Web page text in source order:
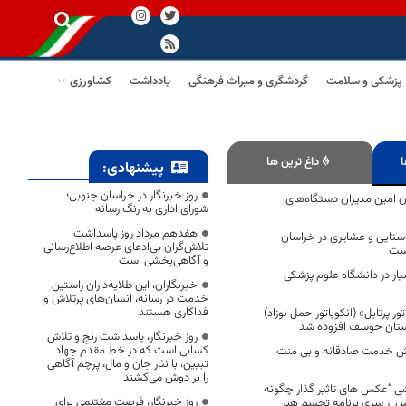
پزشکی و سلامت گردشگری و میراث فرهنگی یادداشت کشاورزی
داغ ترین ها
امین مدیران دستگاه‌های
روستایی و عشایری در خراسان
در دانشگاه علوم پزشکی
پرتابل» (انکوباتور حمل نوزاد)
خوسف افزوده شد
خدمت صادقانه و بی منت
“عکس های تاثیر گذار چگونه
پیشنهادی:
روز خبرنگار در خراسان جنوبی؛
شورای اداری به رنگ رسانه
هفدهم مرداد روز پاسداشت
تلاش‌گران بی‌ادعای عرصه اطلاع‌رسانی
و آگاهی‌بخشی است
خبرنگاران، این طلایه‌داران راستین
خدمت در رسانه، انسان‌های پرتلاش و
فداکاری هستند
روز خبرنگار، پاسداشت رنج و تلاش
کسانی است که در خط مقدم جهاد
تبیین، با نثار جان و مال، پرچم آگاهی
را بر دوش می‌کشند
روز خبرنگار، فرصت مغتنمی برای